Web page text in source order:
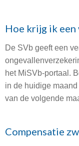
Hoe krijg ik een
De SVb geeft een
het MiSVb-portaal.
in de huidige
van de volgende
Compensatie